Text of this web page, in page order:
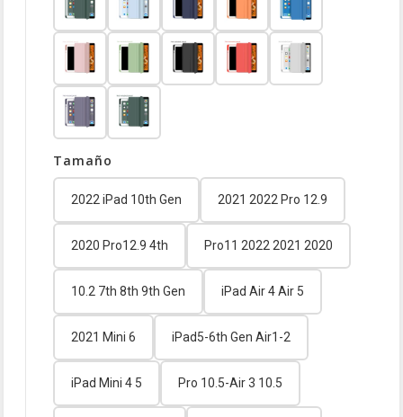
Tamaño
2022 iPad 10th Gen 2021 2022 Pro 12.9
2020 Pro12.9 4th Pro11 2022 2021 2020
10.2 7th 8th 9th Gen iPad Air 4 Air 5
2021 Mini 6 iPad5-6th Gen Air1-2
iPad Mini 4 5 Pro 10.5-Air 3 10.5